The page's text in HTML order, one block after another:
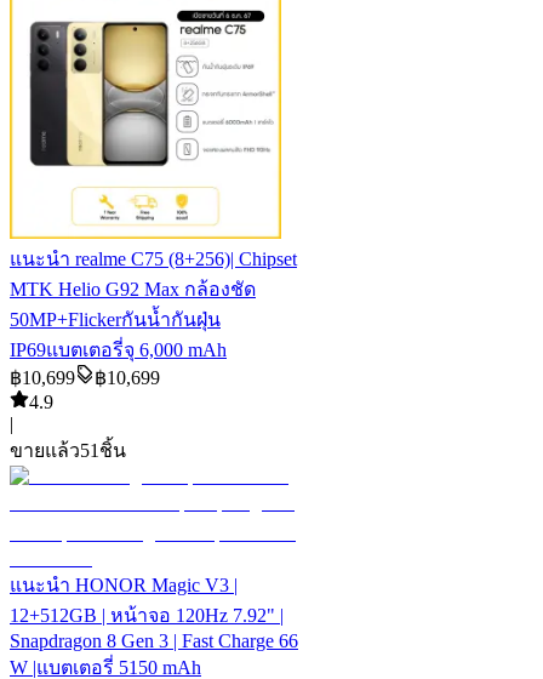
แนะนำ realme C75 (8+256)| Chipset
MTK Helio G92 Max กล้องชัด
50MP+Flickerกันน้ำกันฝุ่น
IP69แบตเตอรี่จุ 6,000 mAh
฿10,699 ฿10,699
4.9
|
ขายแล้ว51 ชิ้น
แนะนำ HONOR Magic V3 |
12+512GB | หน้าจอ 120Hz 7.92" |
Snapdragon 8 Gen 3 | Fast Charge 66
W |แบตเตอรี่ 5150 mAh